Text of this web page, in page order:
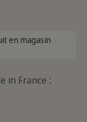
en magasin
in France :